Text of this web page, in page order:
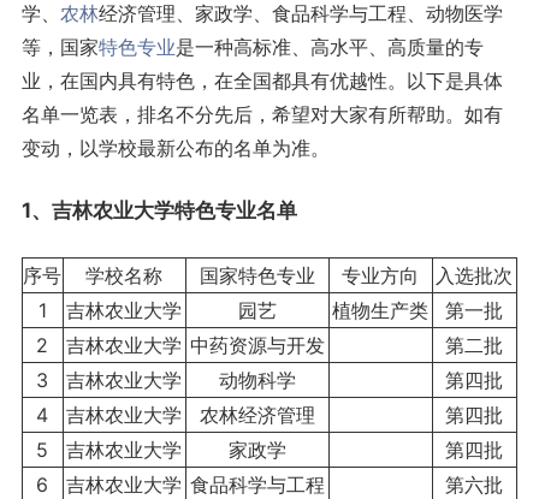
学、 农林经济管理、家政学、食品科学与工程、动物医学
等，国家特色专业是一种高标准、高水平、高质量的专
业，在国内具有特色，在全国都具有优越性。以下是具体
名单一览表，排名不分先后，希望对大家有所帮助。如有
变动，以学校最新公布的名单为准。
1、吉林农业大学特色专业名单
序号 学校名称 国家特色专业 专业方向
入选批次
1
吉林农业大学 园艺 植物生产类
第一批
2
吉林农业大学 中药资源与开发
第二批
3
吉林农业大学 动物科学
第四批
4
吉林农业大学 农林经济管理
第四批
5
吉林农业大学 家政学
第四批
6
吉林农业大学 食品科学与工程
第六批